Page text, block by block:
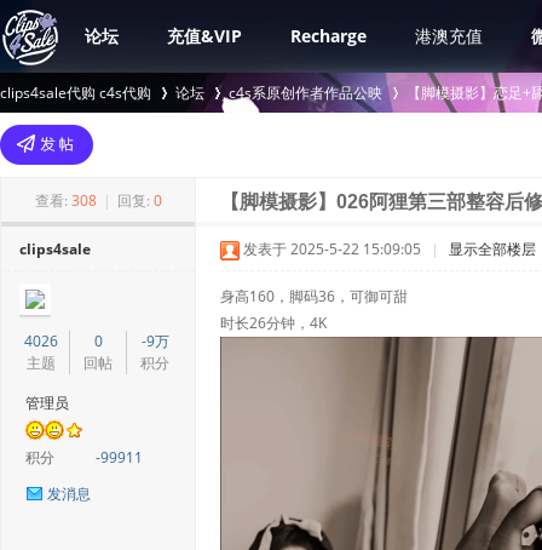
论坛 充值&VIP Recharge 港澳充值
clips4sale代购 c4s代购
>
论坛 c4s系原创作者作品公映
›
【脚模摄影】恋足+
查看: 308 | 回复: 0 【脚模摄影】026阿狸第三部整容后
clips4sale
4026
主题
0
回帖
-9万
积分
管理员
积分
-99911
发消息
发表于 2025-5-22 15:09:05 | 显示全部楼层
身高160，脚码36，可御可甜
时长26分钟，4K